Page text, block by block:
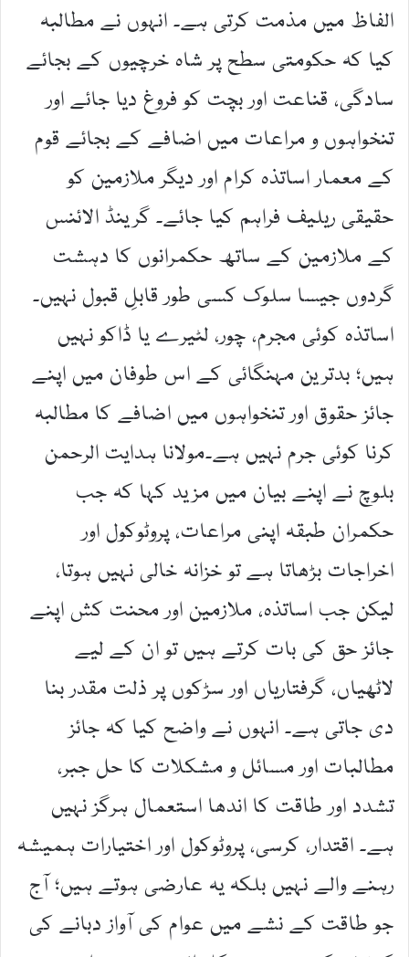
الفاظ میں مذمت کرتی ہے۔ انہوں نے مطالبہ
کیا کہ حکومتی سطح پر شاہ خرچیوں کے بجائے
سادگی، قناعت اور بچت کو فروغ دیا جائے اور
تنخواہوں و مراعات میں اضافے کے بجائے قوم
کے معمار اساتذہ کرام اور دیگر ملازمین کو
حقیقی ریلیف فراہم کیا جائے۔ گرینڈ الائنس
کے ملازمین کے ساتھ حکمرانوں کا دہشت
گردوں جیسا سلوک کسی طور قابلِ قبول نہیں۔
اساتذہ کوئی مجرم، چور، لٹیرے یا ڈاکو نہیں
ہیں؛ بدترین مہنگائی کے اس طوفان میں اپنے
جائز حقوق اور تنخواہوں میں اضافے کا مطالبہ
کرنا کوئی جرم نہیں ہے۔مولانا ہدایت الرحمن
بلوچ نے اپنے بیان میں مزید کہا کہ جب
حکمران طبقہ اپنی مراعات، پروٹوکول اور
اخراجات بڑھاتا ہے تو خزانہ خالی نہیں ہوتا،
لیکن جب اساتذہ، ملازمین اور محنت کش اپنے
جائز حق کی بات کرتے ہیں تو ان کے لیے
لاٹھیاں، گرفتاریاں اور سڑکوں پر ذلت مقدر بنا
دی جاتی ہے۔ انہوں نے واضح کیا کہ جائز
مطالبات اور مسائل و مشکلات کا حل جبر،
تشدد اور طاقت کا اندھا استعمال ہرگز نہیں
ہے۔ اقتدار، کرسی، پروٹوکول اور اختیارات ہمیشہ
رہنے والے نہیں بلکہ یہ عارضی ہوتے ہیں؛ آج
جو طاقت کے نشے میں عوام کی آواز دبانے کی